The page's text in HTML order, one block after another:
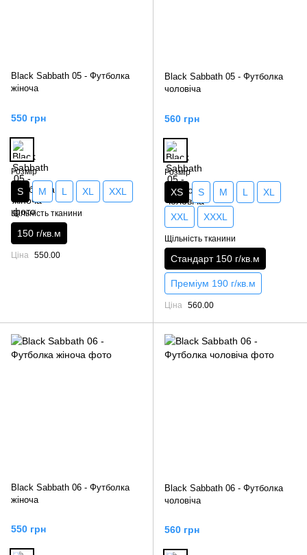
Black Sabbath 05 - Футболка
жіноча
550 грн
Розмір
S M L XL XXL
Щільність тканини
150 г/кв.м
Ціна 550.00
Black Sabbath 05 - Футболка
чоловіча
560 грн
Розмір
XS S M L XL
XXL XXXL
Щільність тканини
Стандарт 150 г/кв.м
Преміум 190 г/кв.м
Ціна 560.00
Black Sabbath 06 - Футболка
жіноча
550 грн
Black Sabbath 06 - Футболка
чоловіча
560 грн